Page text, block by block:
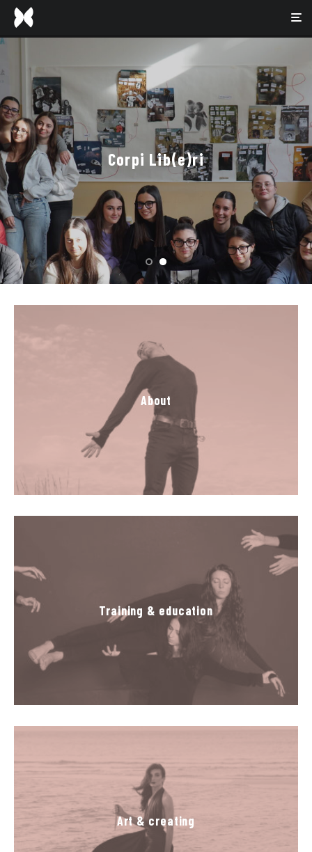
QUEER È ORA – ESSERE
SENZA CONFINI
Corpi Lib(e)ri
About
Training & education
Art & creating